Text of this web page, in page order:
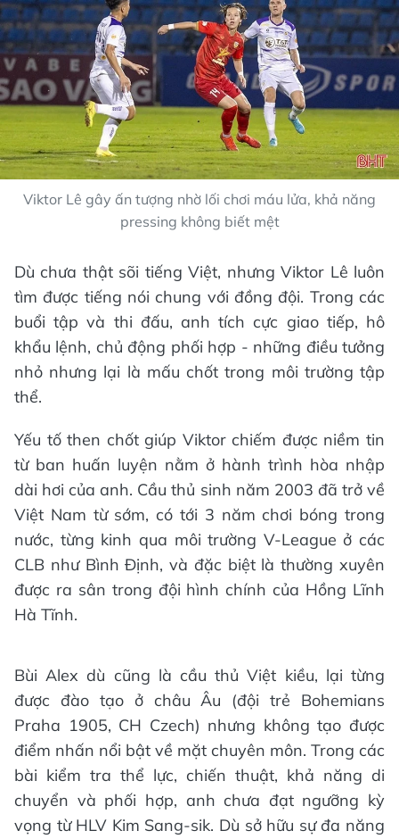
Viktor Lê gây ấn tượng nhờ lối chơi máu lửa, khả năng
pressing không biết mệt
Dù chưa thật sõi tiếng Việt, nhưng Viktor Lê luôn
tìm được tiếng nói chung với đồng đội. Trong các
buổi tập và thi đấu, anh tích cực giao tiếp, hô
khẩu lệnh, chủ động phối hợp - những điều tưởng
nhỏ nhưng lại là mấu chốt trong môi trường tập
thể.
Yếu tố then chốt giúp Viktor chiếm được niềm tin
từ ban huấn luyện nằm ở hành trình hòa nhập
dài hơi của anh. Cầu thủ sinh năm 2003 đã trở về
Việt Nam từ sớm, có tới 3 năm chơi bóng trong
nước, từng kinh qua môi trường V-League ở các
CLB như Bình Định, và đặc biệt là thường xuyên
được ra sân trong đội hình chính của Hồng Lĩnh
Hà Tĩnh.
Bùi Alex dù cũng là cầu thủ Việt kiều, lại từng
được đào tạo ở châu Âu (đội trẻ Bohemians
Praha 1905, CH Czech) nhưng không tạo được
điểm nhấn nổi bật về mặt chuyên môn. Trong các
bài kiểm tra thể lực, chiến thuật, khả năng di
chuyển và phối hợp, anh chưa đạt ngưỡng kỳ
vọng từ HLV Kim Sang-sik. Dù sở hữu sự đa năng